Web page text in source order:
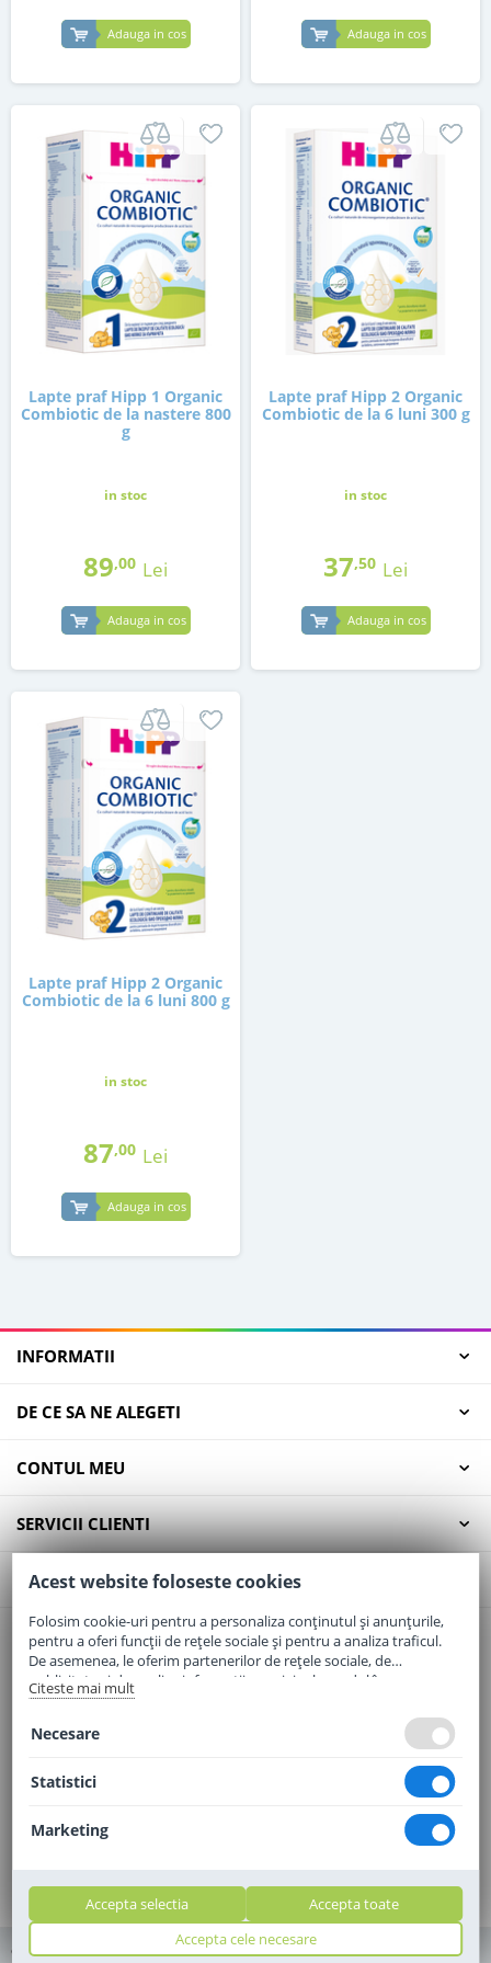
Adauga in cos Adauga in cos
Lapte praf Hipp 1 Organic
Combiotic de la nastere 800
g
in stoc
89,00 Lei
Adauga in cos
Lapte praf Hipp 2 Organic
Combiotic de la 6 luni 300 g
in stoc
37,50 Lei
Adauga in cos
Lapte praf Hipp 2 Organic
Combiotic de la 6 luni 800 g
in stoc
87,00 Lei
Adauga in cos
INFORMATII
DE CE SA NE ALEGETI
CONTUL MEU
SERVICII CLIENTI
CONTACT
Email:office@elaptepraf.ro
Telefon:0745-964-449
Adresa:Sos. Borsului, Nr. 20, Oradea, Jud. Bihor
© 2010 - 2010 - 2026 elaptepraf.ro. Toate drepturile rezervate
Acest website foloseste cookies
Folosim cookie-uri pentru a personaliza conținutul și anunțurile,
pentru a oferi funcții de rețele sociale și pentru a analiza traficul.
De asemenea, le oferim partenerilor de rețele sociale, de
publicitate și de analize informații cu privire la modul în care
folosiți site-ul nostru. Aceștia le pot combina cu alte informații
Citeste mai mult
Necesare
Statistici
Marketing
Accepta cele necesare
Accepta selectia Accepta toate